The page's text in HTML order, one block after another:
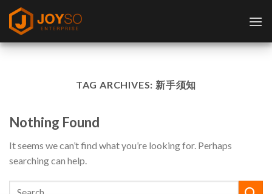
Skip
content
TAG ARCHIVES: 新手须知
Nothing Found
It seems we can’t find what you’re looking for. Perhaps
searching can help.